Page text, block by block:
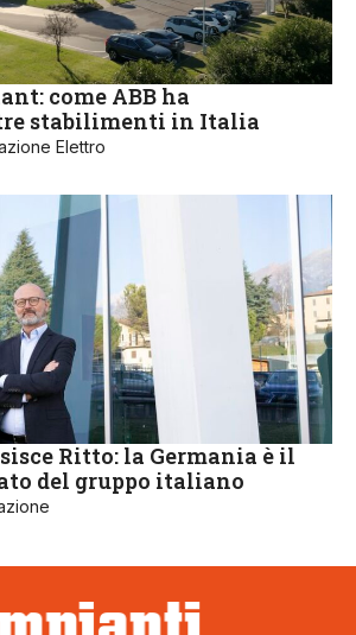
come ABB ha
stabilimenti in Italia
Elettro
Ritto: la Germania è il
del gruppo italiano